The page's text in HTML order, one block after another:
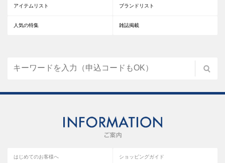
アイテムリスト ブランドリスト
人気の特集 雑誌掲載
はじめてのお客様へ ショッピングガイド